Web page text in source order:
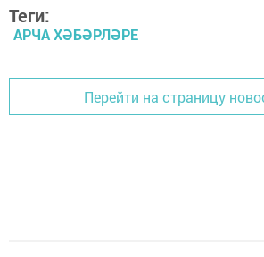
Теги:
АРЧА ХӘБӘРЛӘРЕ
Перейти на страницу